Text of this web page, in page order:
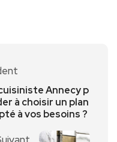
Annecy p
à choisir un plan
à vos besoins ?